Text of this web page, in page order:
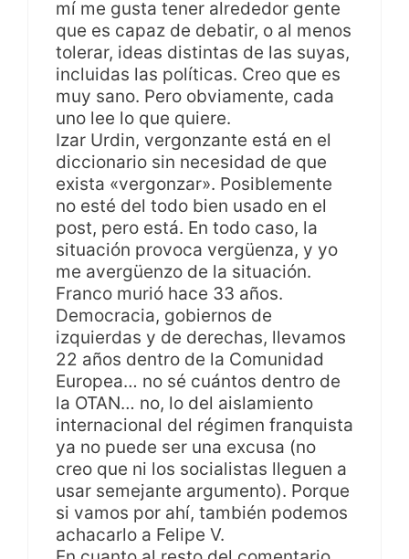
mí me gusta tener alrededor gente
que es capaz de debatir, o al menos
tolerar, ideas distintas de las suyas,
incluidas las políticas. Creo que es
muy sano. Pero obviamente, cada
uno lee lo que quiere.
Izar Urdin, vergonzante está en el
diccionario sin necesidad de que
exista «vergonzar». Posiblemente
no esté del todo bien usado en el
post, pero está. En todo caso, la
situación provoca vergüenza, y yo
me avergüenzo de la situación.
Franco murió hace 33 años.
Democracia, gobiernos de
izquierdas y de derechas, llevamos
22 años dentro de la Comunidad
Europea… no sé cuántos dentro de
la OTAN… no, lo del aislamiento
internacional del régimen franquista
ya no puede ser una excusa (no
creo que ni los socialistas lleguen a
usar semejante argumento). Porque
si vamos por ahí, también podemos
achacarlo a Felipe V.